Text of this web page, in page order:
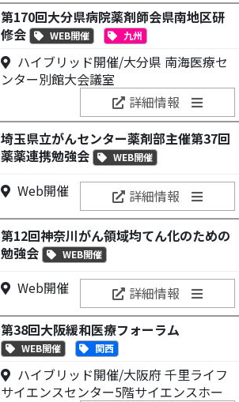
第170回大分県病院薬剤師会県南地区研
修会
WEB開催 九州
ハイブリッド開催/大分県 南海医療セ
ンター別館大会議室
詳細情報
埼玉県立がんセンター薬剤部主催第37回
薬薬連携勉強会
WEB開催
Web開催
詳細情報
第12回神奈川がん領域均てん化のための
勉強会
WEB開催
Web開催 詳細情報
第38回大阪緩和医療フォーラム
WEB開催 関西
ハイブリッド開催/大阪府 千里ライフ
サイエンスセンター5階サイエンスホー